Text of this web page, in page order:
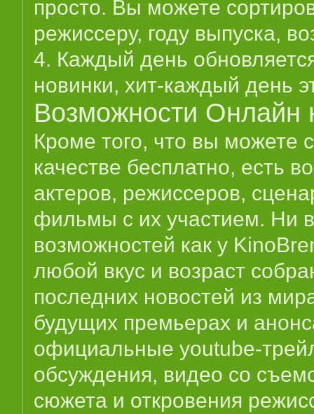
просто. Вы можете
режиссеру, году выпуска,
4. Каждый день
новинки, хит-каждый день
Возможности Онлайн
Кроме того, что вы
качестве бесплатно, есть
актеров, режиссеров,
фильмы с их участием. Ни
возможностей как у
любой вкус и возраст
последних новостей из
будущих премьерах и
официальные youtube-
обсуждения, видео со
сюжета и откровения